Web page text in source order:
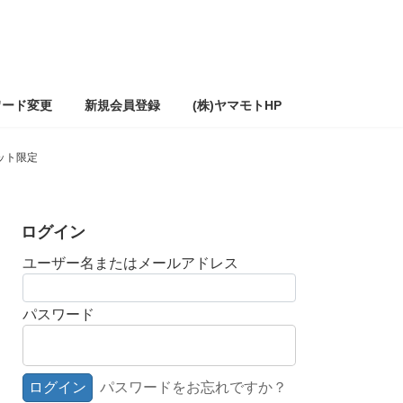
ド変更 新規会員登録 (株)ヤマモトHP
ト限定
ログイン
ユーザー名またはメールアドレス
パスワード
パスワードをお忘れですか？